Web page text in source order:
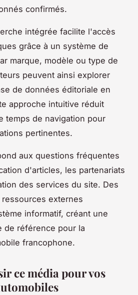
confirmés.
intégrée facilite l'accès
grâce à un système de
marque, modèle ou type de
peuvent ainsi explorer
de données éditoriale en
approche intuitive réduit
temps de navigation pour
pertinentes.
aux questions fréquentes
d'articles, les partenariats
des services du site. Des
externes
informatif, créant une
de référence pour la
francophone.
ce média pour vos